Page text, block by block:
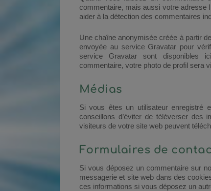
commentaire, mais aussi votre adresse
aider à la détection des commentaires
Une chaîne anonymisée créée à partir
envoyée au service Gravatar pour
service Gravatar sont disponibles
commentaire, votre photo de profil sera
Médias
Si vous êtes un utilisateur enregistré
conseillons d’éviter de téléverser des
visiteurs de votre site web peuvent
Formulaires de
Si vous déposez un commentaire sur
messagerie et site web dans des
ces informations si vous déposez un